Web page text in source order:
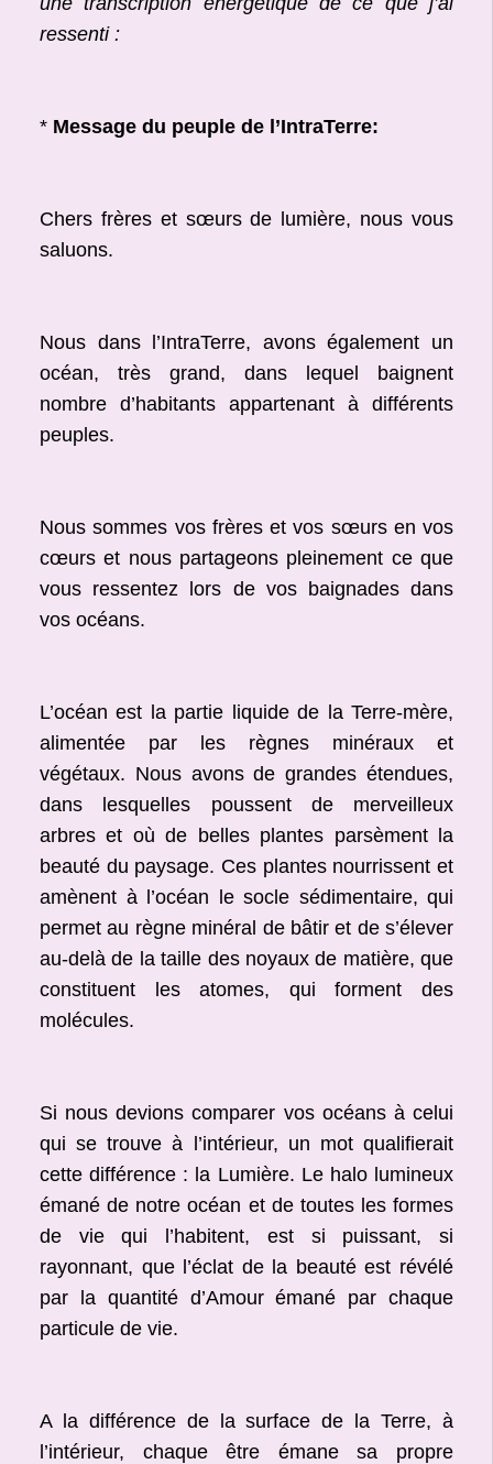
ressenti :
* Message du peuple de l’IntraTerre:
Chers frères et sœurs de lumière, nous vous
saluons.
Nous dans l’IntraTerre, avons également un
océan, très grand, dans lequel baignent
nombre d’habitants appartenant à différents
peuples.
Nous sommes vos frères et vos sœurs en vos
cœurs et nous partageons pleinement ce que
vous ressentez lors de vos baignades dans
vos océans.
L’océan est la partie liquide de la Terre-mère,
alimentée par les règnes minéraux et
végétaux. Nous avons de grandes étendues,
dans lesquelles poussent de merveilleux
arbres et où de belles plantes parsèment la
beauté du paysage. Ces plantes nourrissent et
amènent à l’océan le socle sédimentaire, qui
permet au règne minéral de bâtir et de s’élever
au-delà de la taille des noyaux de matière, que
constituent les atomes, qui forment des
molécules.
Si nous devions comparer vos océans à celui
qui se trouve à l’intérieur, un mot qualifierait
cette différence : la Lumière. Le halo lumineux
émané de notre océan et de toutes les formes
de vie qui l’habitent, est si puissant, si
rayonnant, que l’éclat de la beauté est révélé
par la quantité d’Amour émané par chaque
particule de vie.
A la différence de la surface de la Terre, à
l’intérieur, chaque être émane sa propre